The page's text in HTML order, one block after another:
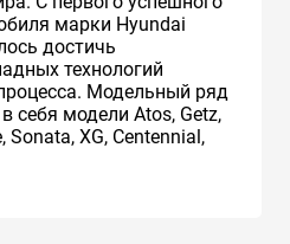
марки Hyundai
достичь
технологий
Модельный ряд
себя модели Atos, Getz,
Sonata, XG, Centennial,